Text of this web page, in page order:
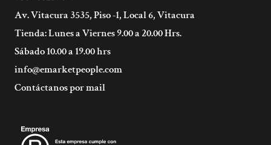
Av. Vitacura 3535, Piso -1, Local 6, Vitacura
Tienda: Lunes a Viernes 9.00 a 20.00 Hrs.
Sábado 10.00 a 19.00 hrs
info@emarketpeople.com
Contáctanos por mail